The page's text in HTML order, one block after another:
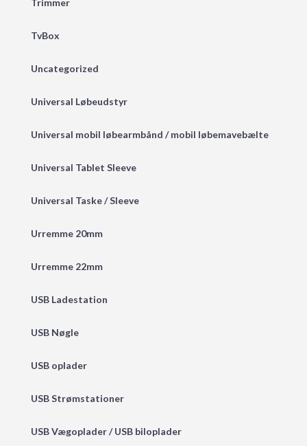
Trimmer
TvBox
Uncategorized
Universal Løbeudstyr
Universal mobil løbearmbånd / mobil løbemavebælte
Universal Tablet Sleeve
Universal Taske / Sleeve
Urremme 20mm
Urremme 22mm
USB Ladestation
USB Nøgle
USB oplader
USB Strømstationer
USB Vægoplader / USB biloplader